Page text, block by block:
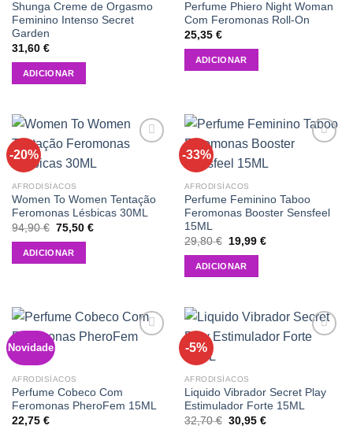
Shunga Creme de Orgasmo
Feminino Intenso Secret
Garden
31,60 €
ADICIONAR
Perfume Phiero Night Woman
Com Feromonas Roll-On
25,35 €
ADICIONAR
-20%
AFRODISÍACOS
Women To Women Tentação
Feromonas Lésbicas 30ML
94,90€ O
preço
original
era:
94,90 €.
75,50 €O
ADICIONAR
-33%
AFRODISÍACOS
Perfume Feminino Taboo
Feromonas Booster Sensfeel
15ML
29,80€
O
preço
original
era:
29,80 €.
19,99 €O
ADICIONAR
Novidade
AFRODISÍACOS
Perfume Cobeco Com
Feromonas PheroFem 15ML
22,75 €
-5%
AFRODISÍACOS
Liquido Vibrador Secret Play
Estimulador Forte 15ML
32,70€ O
30,95 €O